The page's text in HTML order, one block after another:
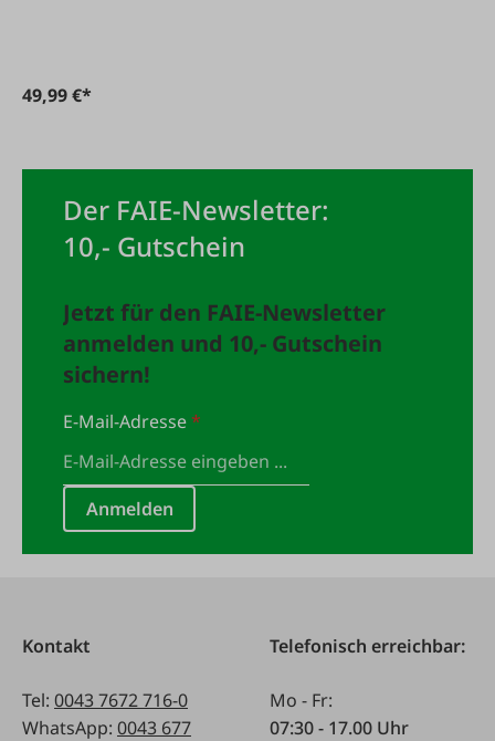
49,99 €*
Der FAIE-Newsletter:
10,- Gutschein
Jetzt für den FAIE-Newsletter
anmelden und 10,- Gutschein
sichern!
E-Mail-Adresse*
Anmelden
Kontakt
Tel: 0043 7672 716-0
WhatsApp: 0043 677
Telefonisch erreichbar:
Mo - Fr:
07:30 - 17.00 Uhr